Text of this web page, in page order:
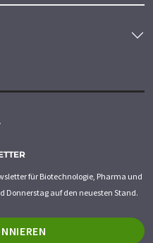
für Biotechnologie, Pharma und
Donnerstag auf den neuesten Stand.